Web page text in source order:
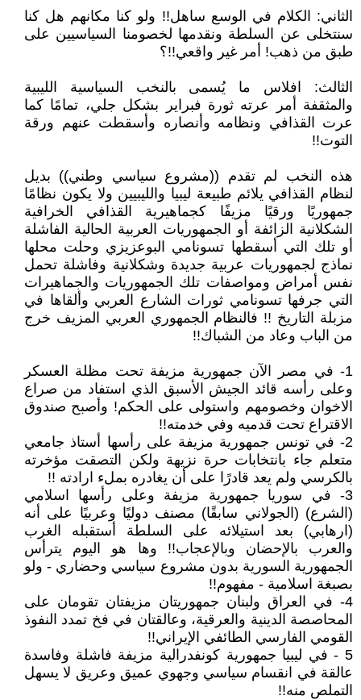
الثاني: الكلام في الوسع ساهل!! ولو كنا مكانهم هل كنا
سنتخلى عن السلطة ونقدمها لخصومنا السياسيين على
طبق من ذهب! أمر غير واقعي!!؟
الثالث: افلاس ما يُسمى بالنخب السياسية الليبية
والمثقفة أمر عرته ثورة فبراير بشكل جلي، تمامًا كما
عرت القذافي ونظامه وأنصاره وأسقطت عنهم ورقة
التوت!!
هذه النخب لم تقدم ((مشروع سياسي وطني)) بديل
لنظام القذافي يلائم طبيعة ليبيا والليبيين ولا يكون نظامًا
جمهوريًا ورقيًا مزيفًا كجماهيرية القذافي الخرافية
الشكلانية الزائفة أو الجمهوريات العربية الحالية الفاشلة
أو تلك التي أسقطها تسونامي البوعزيزي وحلت محلها
نماذج لجمهوريات عربية جديدة وشكلانية وفاشلة تحمل
نفس أمراض ومواصفات تلك الجمهوريات والجماهيرات
التي جرفها تسونامي ثورات الشارع العربي وألقاها في
مزبلة التاريخ !! فالنظام الجمهوري العربي المزيف خرج
من الباب وعاد من الشباك!!
1- في مصر الآن جمهورية مزيفة تحت مظلة العسكر
وعلى رأسه قائد الجيش الأسبق الذي استفاد من صراع
الاخوان وخصومهم واستولى على الحكم! وأصبح صندوق
الاقتراع تحت قدميه وفي خدمته!!
2- في تونس جمهورية مزيفة على رأسها أستاذ جامعي
متعلم جاء بانتخابات حرة نزيهة ولكن التصقت مؤخرته
بالكرسي ولم يعد قادرًا على أن يغادره بملء ارادته !!
3- في سوريا جمهورية مزيفة وعلى رأسها اسلامي
(الشرع) (الجولاني سابقًا) مصنف دوليًا وعربيًا على أنه
(ارهابي) بعد استيلائه على السلطة أستقبله الغرب
والعرب بالإحضان وبالإعجاب!! وها هو اليوم يترأس
الجمهورية السورية بدون مشروع سياسي وحضاري - ولو
بصبغة اسلامية - مفهوم!!
4- في العراق ولبنان جمهوريتان مزيفتان تقومان على
المحاصصة الدينية والعرقية، وعالقتان في فخ تمدد النفوذ
القومي الفارسي الطائفي الإيراني!!
5 - في ليبيا جمهورية كونفدرالية مزيفة فاشلة وفاسدة
عالقة في انقسام سياسي وجهوي عميق وعريق لا يسهل
التملص منه!!